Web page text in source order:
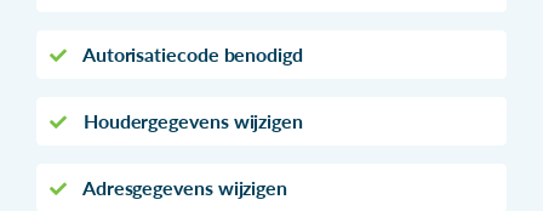
Autorisatiecode benodigd
Houdergegevens wijzigen
Adresgegevens wijzigen